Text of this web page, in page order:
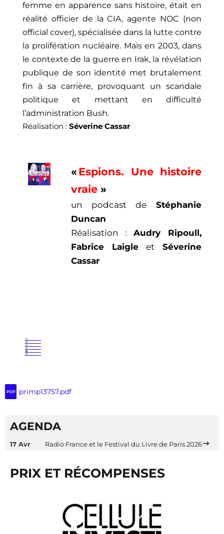
femme en apparence sans histoire, était en
réalité officier de la CIA, agente NOC (non
official cover), spécialisée dans la lutte contre
la prolifération nucléaire. Mais en 2003, dans
le contexte de la guerre en Irak, la révélation
publique de son identité met brutalement
fin à sa carrière, provoquant un scandale
politique et mettant en difficulté
l’administration Bush.
Réalisation : Séverine Cassar
«Espions. Une histoire
vraie »
un podcast de Stéphanie
Duncan
Réalisation :Audry Ripoull,
Fabrice Laigleet Séverine
Cassar
PDF primp13757.pdf
AGENDA
17 Avr Radio France et le Festival du Livre de Paris 2026
PRIX ET RÉCOMPENSES